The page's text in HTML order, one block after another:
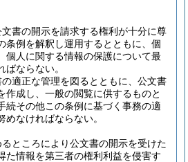
書の開示を請求する権利が十分に尊
条例を解釈し運用するとともに、個
個人に関する情報の保護について最
ばならない。
適正な管理を図るとともに、公文書
作成し、一般の閲覧に供するものと
続その他この条例に基づく事務の適
なければならない。
ところにより公文書の開示を受けた
た情報を第三者の権利利益を侵害す